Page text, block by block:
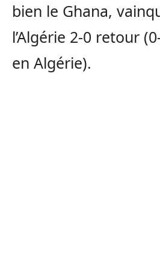
bien le Ghana,
l’Algérie 2-0 retour
en Algérie).